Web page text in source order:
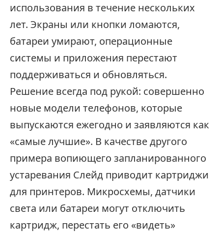
использования в течение нескольких
лет. Экраны или кнопки ломаются,
батареи умирают, операционные
системы и приложения перестают
поддерживаться и обновляться.
Решение всегда под рукой: совершенно
новые модели телефонов, которые
выпускаются ежегодно и заявляются как
«самые лучшие». В качестве другого
примера вопиющего запланированного
устаревания Слейд приводит картриджи
для принтеров. Микросхемы, датчики
света или батареи могут отключить
картридж, перестать его «видеть»